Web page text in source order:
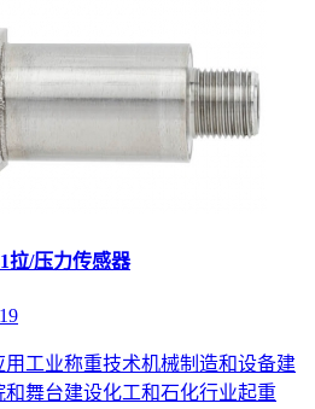
拉/压力传感器
工业称重技术机械制造和设备建
舞台建设化工和石化行业起重